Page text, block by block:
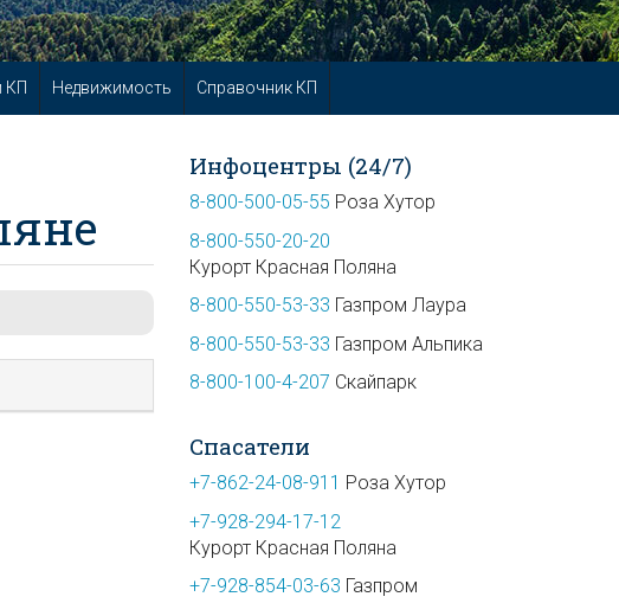
КП Недвижимость Справочник КП
Инфоцентры (24/7)
8-800-500-05-55 Роза Хутор
8-800-550-20-20
Курорт Красная Поляна
8-800-550-53-33 Газпром Лаура
8-800-550-53-33 Газпром Альпика
8-800-100-4-207 Скайпарк
Спасатели
+7-862-24-08-911 Роза Хутор
+7-928-294-17-12
Курорт Красная Поляна
+7-928-854-03-63 Газпром